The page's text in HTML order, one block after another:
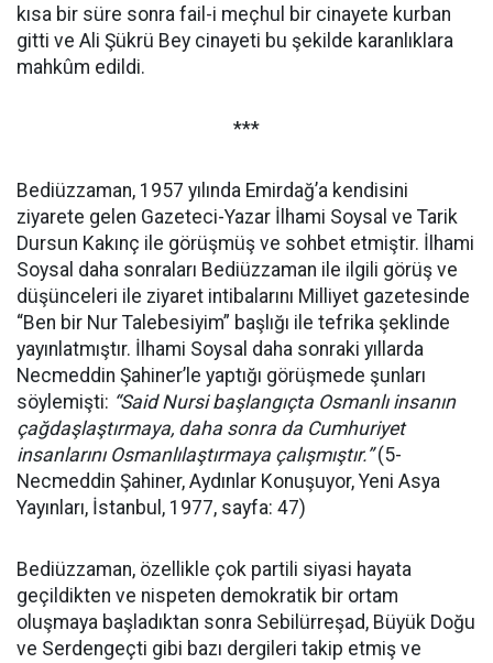
kısa bir süre sonra fail-i meçhul bir cinayete kurban
gitti ve Ali Şükrü Bey cinayeti bu şekilde karanlıklara
mahkûm edildi.
***
Bediüzzaman, 1957 yılında Emirdağ’a kendisini
ziyarete gelen Gazeteci-Yazar İlhami Soysal ve Tarik
Dursun Kakınç ile görüşmüş ve sohbet etmiştir. İlhami
Soysal daha sonraları Bediüzzaman ile ilgili görüş ve
düşünceleri ile ziyaret intibalarını Milliyet gazetesinde
“Ben bir Nur Talebesiyim” başlığı ile tefrika şeklinde
yayınlatmıştır. İlhami Soysal daha sonraki yıllarda
Necmeddin Şahiner’le yaptığı görüşmede şunları
söylemişti: “Said Nursi başlangıçta Osmanlı insanın
çağdaşlaştırmaya, daha sonra da Cumhuriyet
insanlarını Osmanlılaştırmaya çalışmıştır.”(5-
Necmeddin Şahiner, Aydınlar Konuşuyor, Yeni Asya
Yayınları, İstanbul, 1977, sayfa: 47)
Bediüzzaman, özellikle çok partili siyasi hayata
geçildikten ve nispeten demokratik bir ortam
oluşmaya başladıktan sonra Sebilürreşad, Büyük Doğu
ve Serdengeçti gibi bazı dergileri takip etmiş ve